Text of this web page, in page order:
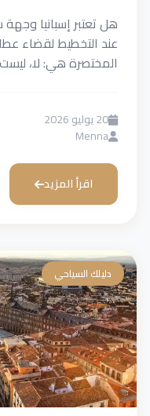
هل تعتبر إسبانيا وجهة
عند التخطيط لقضاء
المختصرة هي: لا،
20 يوليو 2026
Menna
اقرأ المزيد
دليلك السياحي